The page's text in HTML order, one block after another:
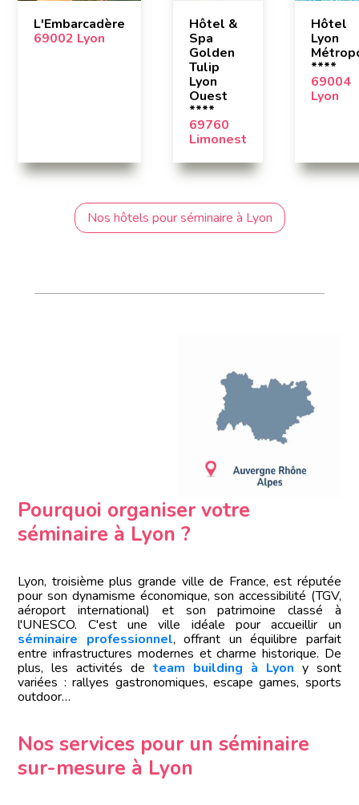
L'Embarcadère
69002 Lyon
Hôtel &
Spa
Golden
Tulip
Lyon
Ouest
****
69760
Limonest
Hôtel
Lyon
****
69004
Lyon
Nos hôtels pour séminaire à Lyon
Pourquoi organiser votre
séminaire à Lyon ?
Lyon, troisième plus grande ville de France, est réputée
pour son dynamisme économique, son accessibilité (TGV,
aéroport international) et son patrimoine classé à
l'UNESCO. C'est une ville idéale pour accueillir un
séminaire professionnel, offrant un équilibre parfait
entre infrastructures modernes et charme historique. De
plus, les activités deteam building à Lyon y sont
variées : rallyes gastronomiques, escape games, sports
outdoor…
Nos services pour un séminaire
sur-mesure à Lyon